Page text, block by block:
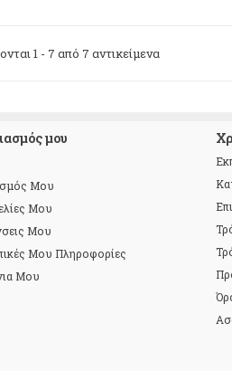
1 - 7 από 7 αντικείμενα
μου
Μου
Μου
Μου
Μου Πληροφορίες
Μου